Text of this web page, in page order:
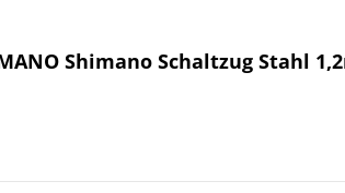
Shimano Schaltzug Stahl